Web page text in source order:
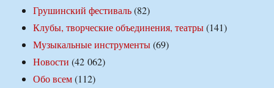
Грушинский фестиваль(82)
Клубы, творческие объединения, театры(141)
Музыкальные инструменты(69)
Новости (42 062)
Обо всем(112)